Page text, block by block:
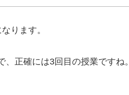
ります。
正確には3回目の授業ですね。